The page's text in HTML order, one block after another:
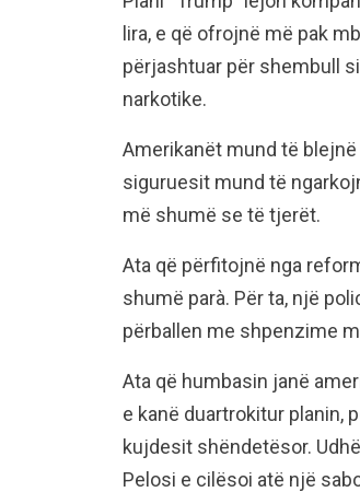
lira, e që ofrojnë më pak
përjashtuar për shembull
narkotike.
Amerikanët mund të
siguruesit mund të
më shumë se të tjerët.
Ata që përfitojnë nga
shumë parà. Për ta, një
përballen me shpenzime
Ata që humbasin janë
e kanë duartrokitur planin,
kujdesit shëndetësor.
Pelosi e cilësoi atë një